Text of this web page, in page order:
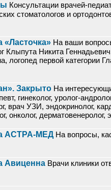
Консультации врачей-
стоматологов и
«Ласточка» На ваши
Никита
первой категории
Закрыто На
гинеколог, уролог-
врач УЗИ, эндокринолог,
онколог, дерматовенеролог,
АСТРА-МЕД На вопросы,
Авиценна Врачи клиники